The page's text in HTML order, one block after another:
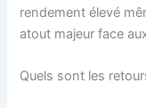
rendement élevé
atout majeur face
Quels sont les